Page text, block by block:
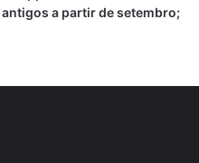
a partir de setembro;